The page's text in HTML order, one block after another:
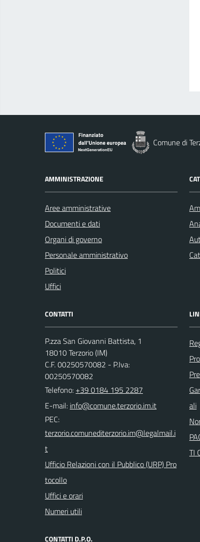
Comune di
AMMINISTRAZIONE
Aree amministrative
Documenti e dati
Organi di governo
Personale amministrativo
Politici
Uffici
CONTATTI
P.zza San Giovanni Battista, 1
18010 Terzorio (IM)
C.F. 00250570082 - P.Iva:
00250570082
Telefono: +39 0184 195 2287
E-mail:
PEC:
Ufficio Relazioni con il Pubblico (URP) Pro
tocollo
Uffici e orari
Numeri utili
CONTATTI D.P.O.
ali
TI